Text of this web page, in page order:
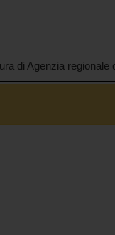
di Agenzia regionale